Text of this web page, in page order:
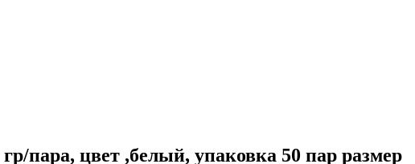
пара, цвет ,белый, упаковка 50 пар размер